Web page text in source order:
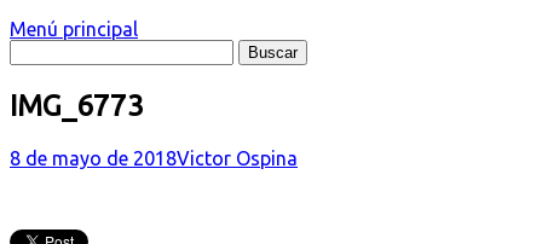
Menú principal
IMG_6773
8 de mayo de 2018Victor Ospina